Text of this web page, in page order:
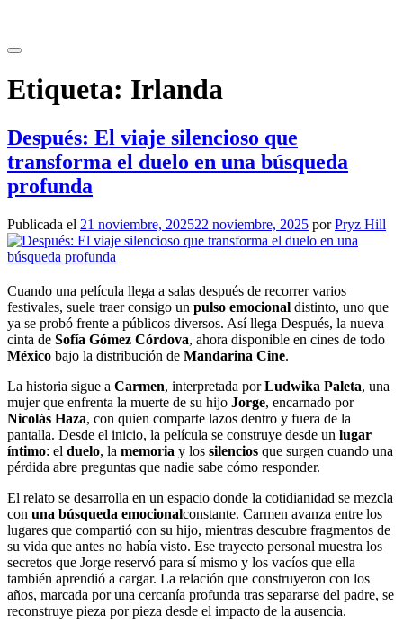
contenido
Etiqueta: Irlanda
Después: El viaje silencioso que
transforma el duelo en una búsqueda
profunda
Publicada el 21 noviembre, 202522 noviembre, 2025 porPryz Hill
Cuando una película llega a salas después de recorrer varios
festivales, suele traer consigo un pulso emocional distinto, uno que
ya se probó frente a públicos diversos. Así llega Después, la nueva
cinta de Sofía Gómez Córdova, ahora disponible en cines de todo
México bajo la distribución de Mandarina Cine.
La historia sigue a Carmen, interpretada porLudwika Paleta, una
mujer que enfrenta la muerte de su hijo Jorge, encarnado por
Nicolás Haza, con quien comparte lazos dentro y fuera de la
pantalla. Desde el inicio, la película se construye desde un lugar
íntimo: el duelo, la memoria y los silencios que surgen cuando una
pérdida abre preguntas que nadie sabe cómo responder.
El relato se desarrolla en un espacio donde la cotidianidad se mezcla
con una búsqueda emocionalconstante. Carmen avanza entre los
lugares que compartió con su hijo, mientras descubre fragmentos de
su vida que antes no había visto. Ese trayecto personal muestra los
secretos que Jorge reservó para sí mismo y los vacíos que ella
también aprendió a cargar. La relación que construyeron con los
años, marcada por una cercanía profunda tras separarse del padre, se
reconstruye pieza por pieza desde el impacto de la ausencia.